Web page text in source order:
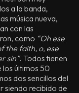
a la banda,
música nueva,
con las
como “Oh ese
the faith, o, ese
sin”. Todos tienen
los últimos 50
dos sencillos del
siendo recibido de